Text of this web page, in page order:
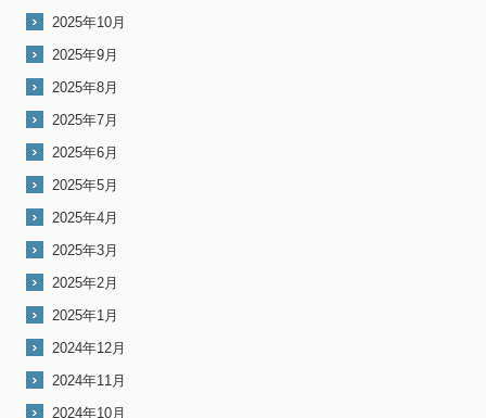
2025年10月
2025年9月
2025年8月
2025年7月
2025年6月
2025年5月
2025年4月
2025年3月
2025年2月
2025年1月
2024年12月
2024年11月
2024年10月